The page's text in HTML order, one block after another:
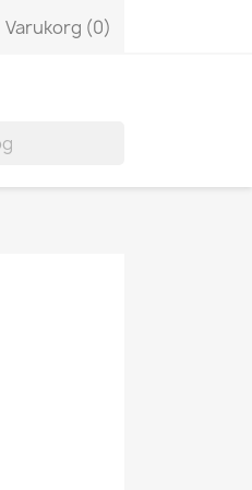
Varukorg (0)